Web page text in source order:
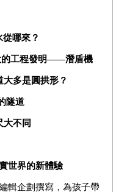
從哪來？
工程發明——潛盾機
大多是圓拱形？
隧道
大不同
世界的新體驗
輯企劃撰寫，為孩子帶